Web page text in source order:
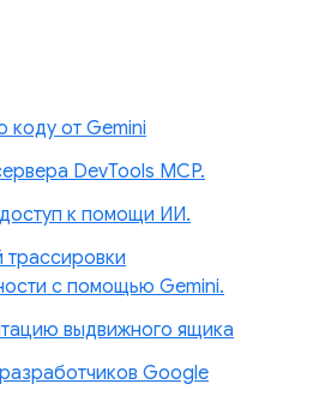
коду от Gemini
DevTools MCP.
к помощи ИИ.
с помощью Gemini.
выдвижного ящика
Google